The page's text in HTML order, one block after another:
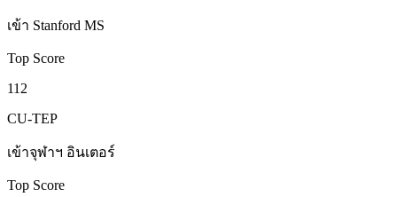
เข้า Stanford MS
Top Score
112
CU-TEP
เข้าจุฬาฯ อินเตอร์
Top Score